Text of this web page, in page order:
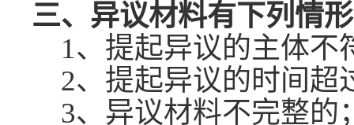
三、异议材料有下列情
1、提起异议的主体不
2、提起异议的时间超
3、异议材料不完整的